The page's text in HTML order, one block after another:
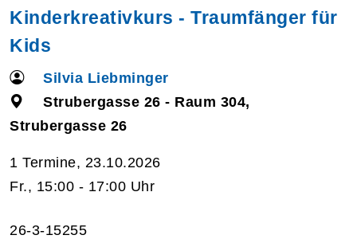
Kinderkreativkurs - Traumfänger für
Kids
Silvia Liebminger
Strubergasse 26 - Raum 304,
Strubergasse 26
1 Termine, 23.10.2026
Fr., 15:00 - 17:00 Uhr
26-3-15255